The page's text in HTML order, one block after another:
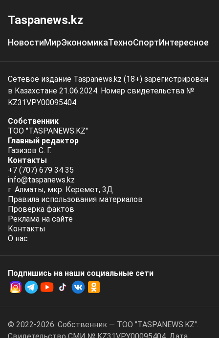
Taspanews.kz
НовостиМирЭкономикаТехноСпортИнтересное
Сетевое издание Taspanews.kz (18+) зарегистрирован
в Казахстане 21.06.2024. Номер свидетельства №
KZ31VPY00095404.
Собственник
ТОО "TASPANEWS.KZ"
Главный редактор
Газизов С. Г.
Контакты
+7 (707) 679 34 35
info@taspanews.kz
г. Алматы, мкр. Керемет, 3Д
Правила использования материалов
Проверка фактов
Реклама на сайте
Контакты
О нас
Подпишись на наши социальные cети
© 2022-2026. Собственник — ТОО "TASPANEWS.KZ".